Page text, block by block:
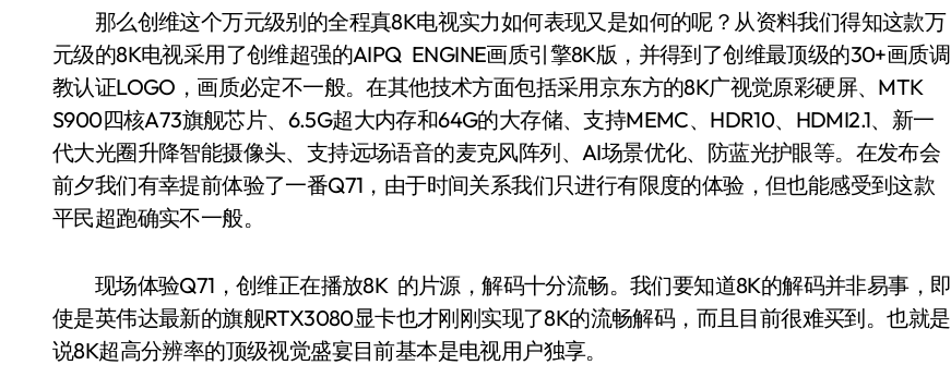
那么创维这个万元级别的全程真8K电视实力如何表现又是如何的呢？从资料我们得知这款万
元级的8K电视采用了创维超强的AIPQ ENGINE画质引擎8K版，并得到了创维最顶级的30+画质调
教认证LOGO，画质必定不一般。在其他技术方面包括采用京东方的8K广视觉原彩硬屏、MTK
S900四核A73旗舰芯片、6.5G超大内存和64G的大存储、支持MEMC、HDR10、HDMI2.1、新一
代大光圈升降智能摄像头、支持远场语音的麦克风阵列、AI场景优化、防蓝光护眼等。在发布会
前夕我们有幸提前体验了一番Q71，由于时间关系我们只进行有限度的体验，但也能感受到这款
平民超跑确实不一般。
现场体验Q71，创维正在播放8K 的片源，解码十分流畅。我们要知道8K的解码并非易事，即
使是英伟达最新的旗舰RTX3080显卡也才刚刚实现了8K的流畅解码，而且目前很难买到。也就是
说8K超高分辨率的顶级视觉盛宴目前基本是电视用户独享。